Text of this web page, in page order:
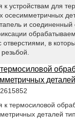
к устройствам для
осесимметричных
и соединенный
в
к термосиловой
деталей